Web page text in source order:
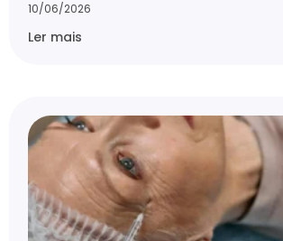
10/06/2026
Ler mais